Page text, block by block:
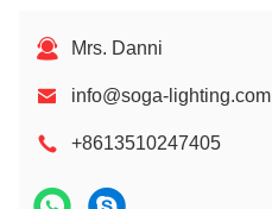
Mrs. Danni
info@soga-lighting.com
+8613510247405